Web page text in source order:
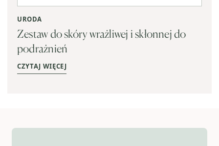
URODA
Zestaw do skóry wrażliwej i skłonnej do
podrażnień
CZYTAJ WIĘCEJ